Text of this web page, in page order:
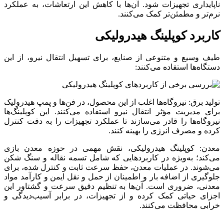
ناپایداری تجهیزات شود. آن‌ها با کاهش این ارتعاشات، به عملکرد
نرم‌تر و مطمئن‌تر کمک می‌کنند.
کاربرد کوپلینگ هیدرولیکی
طیف وسیع و متنوعی از صنایع، برای تسهیل انتقال نیرو، از این
دستگاه‌ها استفاده می‌کنند:
تولید برق: نیروگاه‌ها اغلب از این محصول، در فن‌ها و پمپ‌ هیدرولیک
برای مدیریت مؤثر انتقال نیرو استفاده می‌کنند. این کوپلینگ‌ها
نیروگاه‌ها را قادر می‌سازند تا عملکرد تجهیزات را به دقت کنترل
کرده و مصرف انرژی را بهینه کنند.
معدن: کوپلینگ هیدرولیکی، نقش مهمی در حوزه معدن بازی
می‌کند؛ به‌ویژه در کاربردهایی که شامل تسمه نقاله و سنگ شکن
می‌شوند. در عملیات معدن، حفظ سرعت ثابت و کنترل شده، برای
جلوگیری از اضافه بار و اطمینان از حمل و نقل ایمن و کارآمد مواد
معدنی، ضروری است. آن‌ها به تنظیم دقیق سرعت و گشتاور این
اجزای حیاتی کمک کرده و از تجهیزات، در برابر آسیب‌دیدگی و
خرابی محافظت می‌کنند.